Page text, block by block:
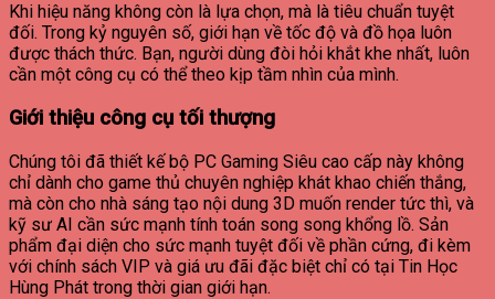
Khi hiệu năng không còn là lựa chọn, mà là tiêu chuẩn tuyệt
đối. Trong kỷ nguyên số, giới hạn về tốc độ và đồ họa luôn
được thách thức. Bạn, người dùng đòi hỏi khắt khe nhất, luôn
cần một công cụ có thể theo kịp tầm nhìn của mình.
Giới thiệu công cụ tối thượng
Chúng tôi đã thiết kế bộ PC Gaming Siêu cao cấp này không
chỉ dành cho game thủ chuyên nghiệp khát khao chiến thắng,
mà còn cho nhà sáng tạo nội dung 3D muốn render tức thì, và
kỹ sư AI cần sức mạnh tính toán song song khổng lồ. Sản
phẩm đại diện cho sức mạnh tuyệt đối về phần cứng, đi kèm
với chính sách VIP và giá ưu đãi đặc biệt chỉ có tại Tin Học
Hùng Phát trong thời gian giới hạn.